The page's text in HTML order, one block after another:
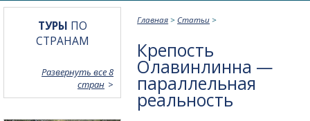
Главная > Статьи >
Крепость
Олавинлинна —
параллельная
реальность
ТУРЫ ПО
СТРАНАМ
Развернуть все 8
стран